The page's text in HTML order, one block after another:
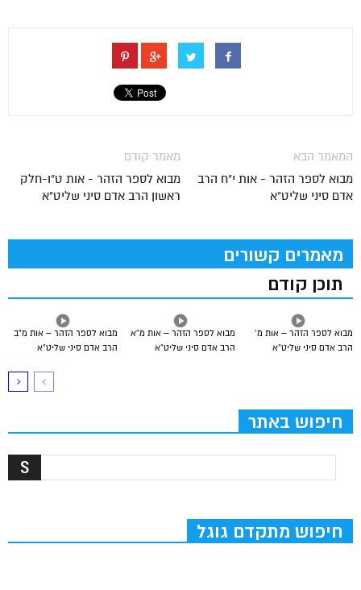
מאמר קודם
מבוא לספר הזהר - אות ט"ו-חלק
ראשון הרב אדם סיני שליט"א
המאמר הבא
מבוא לספר הזהר - אות י"ח הרב
אדם סיני שליט"א
מאמרים קשורים
תוכן קודם
מבוא לספר הזהר – אות מ”ב
הרב אדם סיני שליט”א
מבוא לספר הזהר – אות מ”א
הרב אדם סיני שליט”א
מבוא לספר הזהר – אות מ’
הרב אדם סיני שליט”א
חיפוש באתר
חיפוש מתקדם גוגל